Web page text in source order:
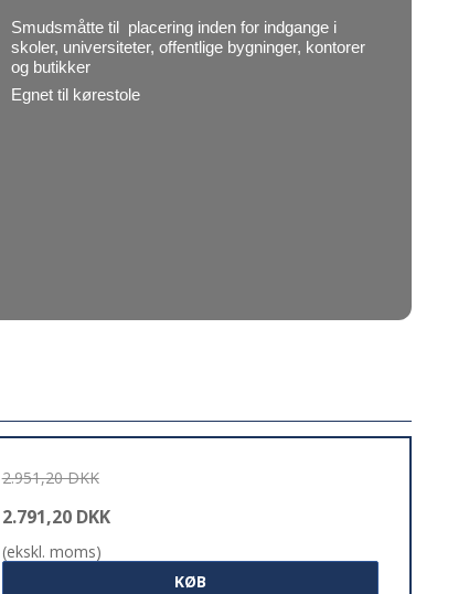
Smudsmåtte til placering inden for indgange i
skoler, universiteter, offentlige bygninger, kontorer
og butikker
Egnet til kørestole
2.951,20 DKK
2.791,20 DKK
(ekskl. moms)
KØB